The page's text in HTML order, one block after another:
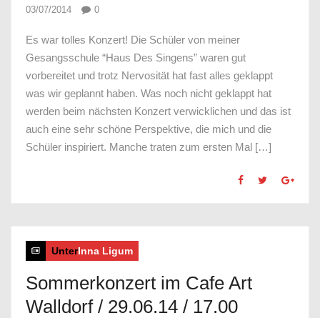
03/07/2014 0
Es war tolles Konzert! Die Schüler von meiner
Gesangsschule “Haus Des Singens” waren gut
vorbereitet und trotz Nervosität hat fast alles geklappt
was wir geplannt haben. Was noch nicht geklappt hat
werden beim nächsten Konzert verwicklichen und das ist
auch eine sehr schöne Perspektive, die mich und die
Schüler inspiriert. Manche traten zum ersten Mal […]
UnterInna Ligum
Sommerkonzert im Cafe Art
Walldorf / 29.06.14 / 17.00